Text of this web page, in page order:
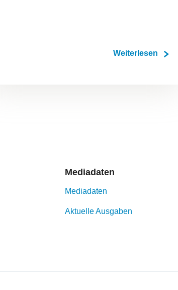
Weiterlesen
Mediadaten
Mediadaten
Aktuelle Ausgaben